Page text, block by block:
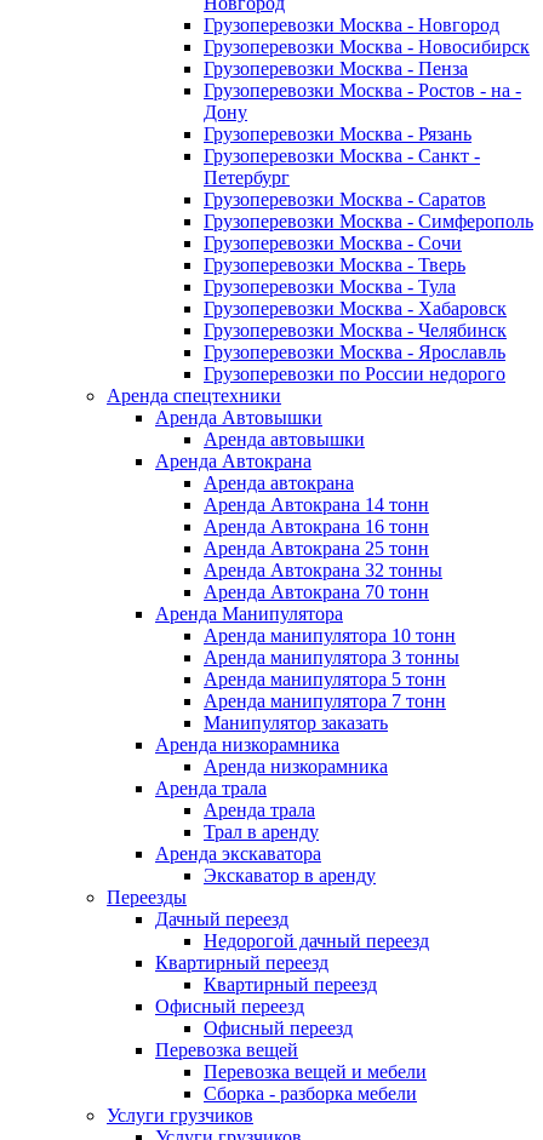
Грузоперевозки Москва - Новгород
Грузоперевозки Москва - Новосибирск
Грузоперевозки Москва - Пенза
Грузоперевозки Москва - Ростов - на -
Дону
Грузоперевозки Москва - Рязань
Грузоперевозки Москва - Санкт -
Петербург
Грузоперевозки Москва - Саратов
Грузоперевозки Москва - Симферополь
Грузоперевозки Москва - Сочи
Грузоперевозки Москва - Тверь
Грузоперевозки Москва - Тула
Грузоперевозки Москва - Хабаровск
Грузоперевозки Москва - Челябинск
Грузоперевозки Москва - Ярославль
Грузоперевозки по России недорого
Аренда спецтехники
Аренда Автовышки
Аренда автовышки
Аренда Автокрана
Аренда автокрана
Аренда Автокрана 14 тонн
Аренда Автокрана 16 тонн
Аренда Автокрана 25 тонн
Аренда Автокрана 32 тонны
Аренда Автокрана 70 тонн
Аренда Манипулятора
Аренда манипулятора 10 тонн
Аренда манипулятора 3 тонны
Аренда манипулятора 5 тонн
Аренда манипулятора 7 тонн
Манипулятор заказать
Аренда низкорамника
Аренда низкорамника
Аренда трала
Аренда трала
Трал в аренду
Аренда экскаватора
Экскаватор в аренду
Переезды
Дачный переезд
Недорогой дачный переезд
Квартирный переезд
Квартирный переезд
Офисный переезд
Офисный переезд
Перевозка вещей
Перевозка вещей и мебели
Сборка - разборка мебели
Услуги грузчиков